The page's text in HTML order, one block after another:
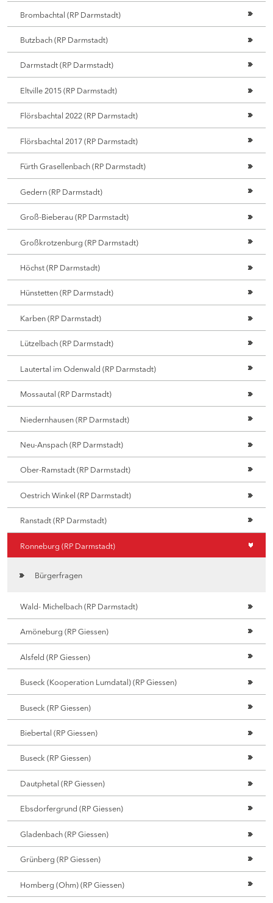
Brombachtal (RP Darmstadt)
Butzbach (RP Darmstadt)
Darmstadt (RP Darmstadt)
Eltville 2015 (RP Darmstadt)
Flörsbachtal 2022 (RP Darmstadt)
Flörsbachtal 2017 (RP Darmstadt)
Fürth Grasellenbach (RP Darmstadt)
Gedern (RP Darmstadt)
Groß-Bieberau (RP Darmstadt)
Großkrotzenburg (RP Darmstadt)
Höchst (RP Darmstadt)
Hünstetten (RP Darmstadt)
Karben (RP Darmstadt)
Lützelbach (RP Darmstadt)
Lautertal im Odenwald (RP Darmstadt)
Mossautal (RP Darmstadt)
Niedernhausen (RP Darmstadt)
Neu-Anspach (RP Darmstadt)
Ober-Ramstadt (RP Darmstadt)
Oestrich Winkel (RP Darmstadt)
Ranstadt (RP Darmstadt)
Ronneburg (RP Darmstadt)
Bürgerfragen
Wald- Michelbach (RP Darmstadt)
Amöneburg (RP Giessen)
Alsfeld (RP Giessen)
Buseck (Kooperation Lumdatal) (RP Giessen)
Buseck (RP Giessen)
Biebertal (RP Giessen)
Buseck (RP Giessen)
Dautphetal (RP Giessen)
Ebsdorfergrund (RP Giessen)
Gladenbach (RP Giessen)
Grünberg (RP Giessen)
Homberg (Ohm) (RP Giessen)